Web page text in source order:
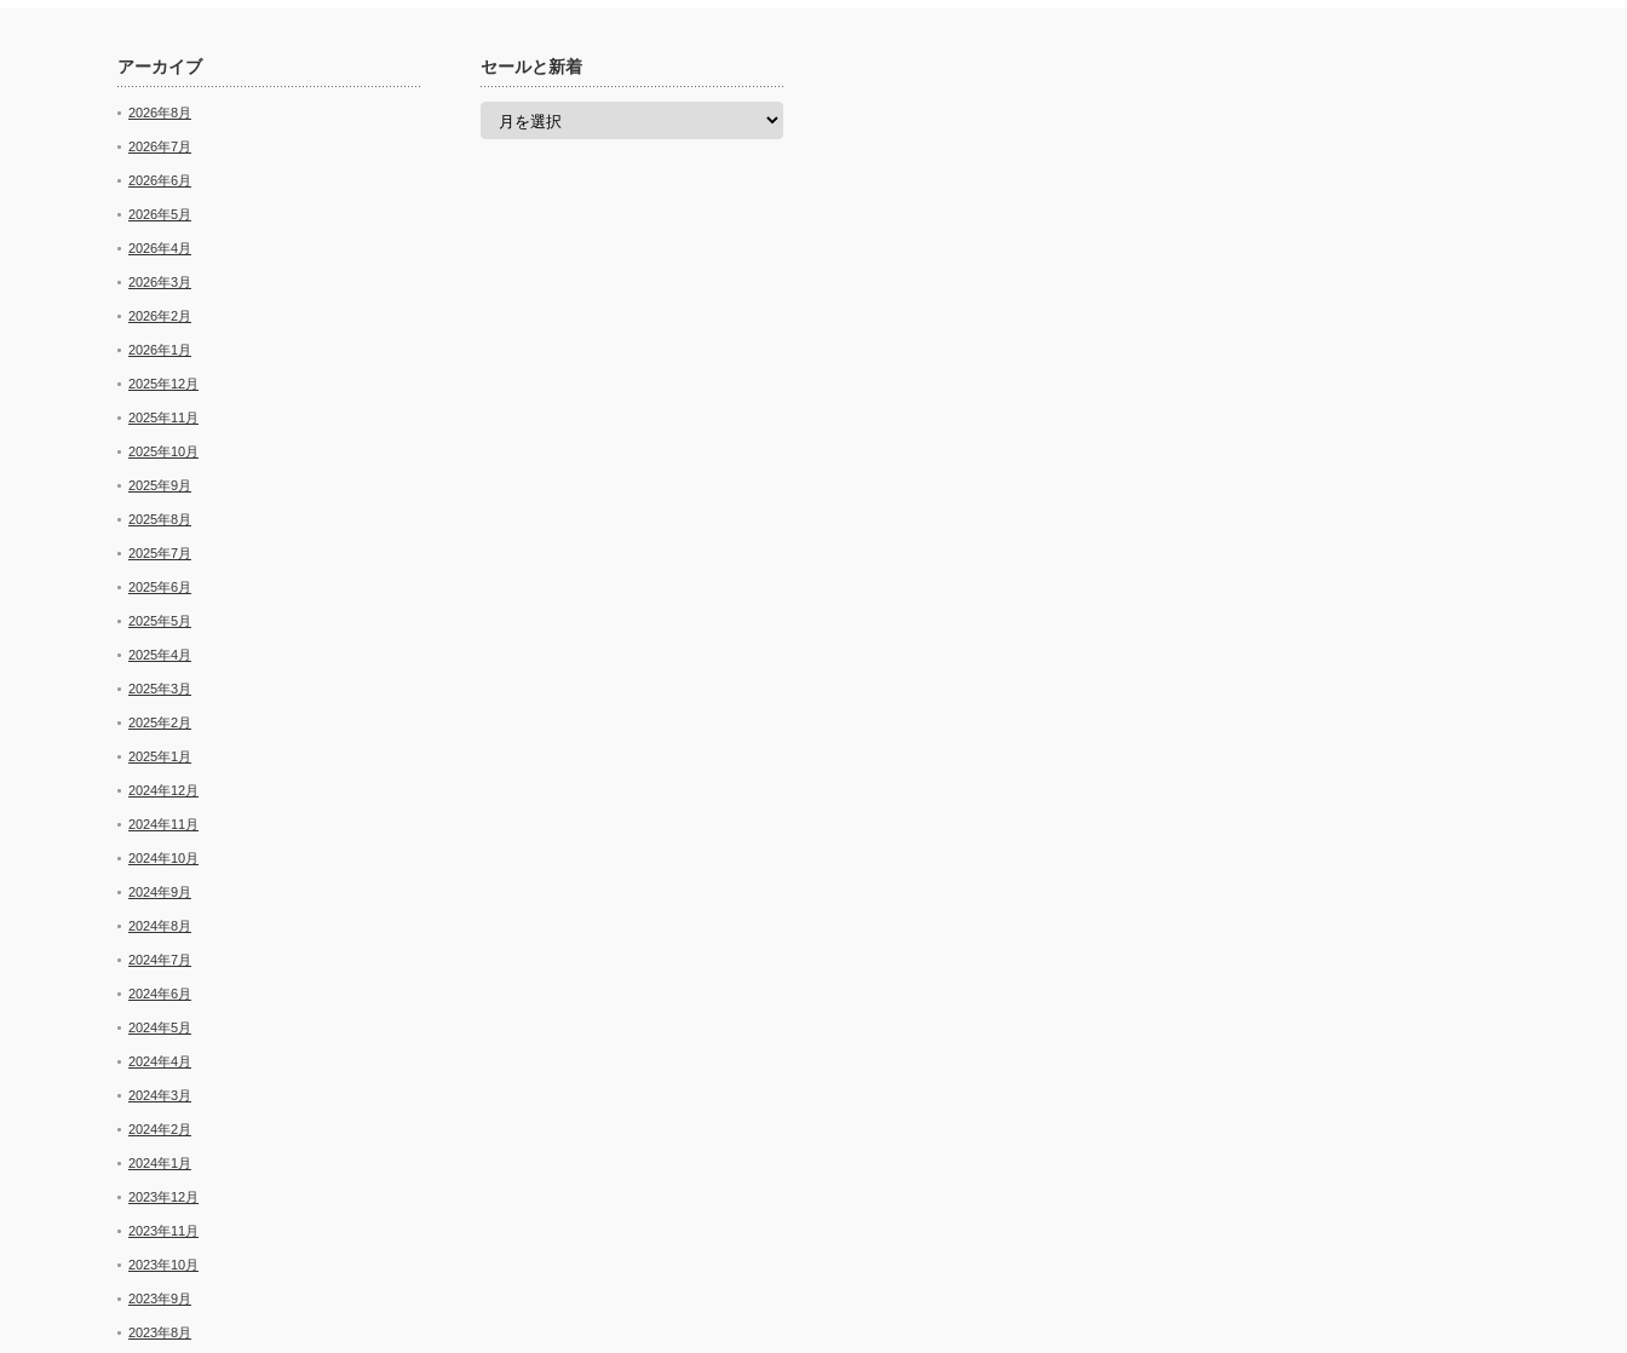
アーカイブ
2026年8月
2026年7月
2026年6月
2026年5月
2026年4月
2026年3月
2026年2月
2026年1月
2025年12月
2025年11月
2025年10月
2025年9月
2025年8月
2025年7月
2025年6月
2025年5月
2025年4月
2025年3月
2025年2月
2025年1月
2024年12月
2024年11月
2024年10月
2024年9月
2024年8月
2024年7月
2024年6月
2024年5月
2024年4月
2024年3月
2024年2月
2024年1月
2023年12月
2023年11月
2023年10月
2023年9月
2023年8月
セールと新着
セ